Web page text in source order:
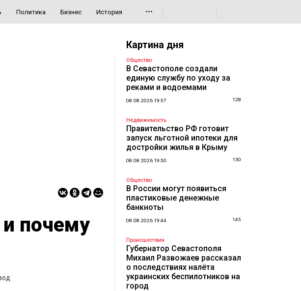
Политика Бизнес История •••
почему
Картина дня
Общество
В Севастополе создали
единую службу по уходу за
реками и водоемами
08.08.2026 19:57 128
Недвижимость
Правительство РФ готовит
запуск льготной ипотеки для
достройки жилья в Крыму
08.08.2026 19:50 130
Общество
В России могут появиться
пластиковые денежные
банкноты
08.08.2026 19:44 145
Происшествия
Губернатор Севастополя
Михаил Развожаев рассказал
о последствиях налёта
украинских беспилотников на
город